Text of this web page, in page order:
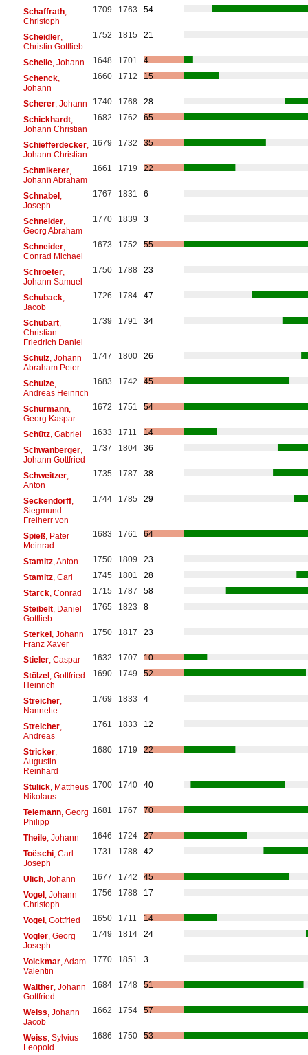
Schaffrath,
Christoph
1709 1763 54
Scheidler,
Christin Gottlieb
1752 1815 21
Schelle, Johann 1648 1701
4
Schenck,
Johann
1660 1712 15
Scherer, Johann 1740 1768
28
Schickhardt,
Johann Christian
1682 1762 65
Schiefferdecker,
Johann Christian
1679 1732 35
Schmikerer,
Johann Abraham
1661 1719 22
Schnabel,
Joseph
1767 1831 6
Schneider,
Georg Abraham
1770 1839 3
Schneider,
Conrad Michael
1673 1752 55
Schroeter,
Johann Samuel
1750 1788 23
Schuback,
Jacob
1726 1784 47
Schubart,
Christian
Friedrich Daniel
1739 1791 34
Schulz, Johann
Abraham Peter
1747 1800 26
Schulze,
Andreas Heinrich
1683 1742 45
Schürmann,
Georg Kaspar
1672 1751 54
Schütz, Gabriel 1633 1711
14
Schwanberger,
Johann Gottfried
1737 1804 36
Schweitzer,
Anton
1735 1787 38
Seckendorff,
Siegmund
Freiherr von
1744 1785 29
Spieß, Pater
Meinrad
1683 1761 64
Stamitz, Anton 1750 1809
23
Stamitz, Carl 1745 1801
28
Starck, Conrad 1715 1787
58
Steibelt, Daniel
Gottlieb
1765 1823 8
Sterkel, Johann
Franz Xaver
1750 1817 23
Stieler, Caspar 1632 1707
10
Stölzel, Gottfried
Heinrich
1690 1749 52
Streicher,
Nannette
1769 1833 4
Streicher,
Andreas
1761 1833 12
Stricker,
Augustin
Reinhard
1680 1719 22
Stulick, Mattheus
Nikolaus
1700 1740 40
Telemann, Georg
Philipp
1681 1767 70
Theile, Johann 1646 1724
27
Toëschi, Carl
Joseph
1731 1788 42
Ulich, Johann 1677 1742
45
Vogel, Johann
Christoph
1756 1788 17
Vogel, Gottfried 1650 1711
14
Vogler, Georg
Joseph
1749 1814 24
Volckmar, Adam
Valentin
1770 1851 3
Walther, Johann
Gottfried
1684 1748 51
Weiss , Johann
Jacob
1662 1754 57
Weiss , Sylvius
Leopold
1686 1750 53